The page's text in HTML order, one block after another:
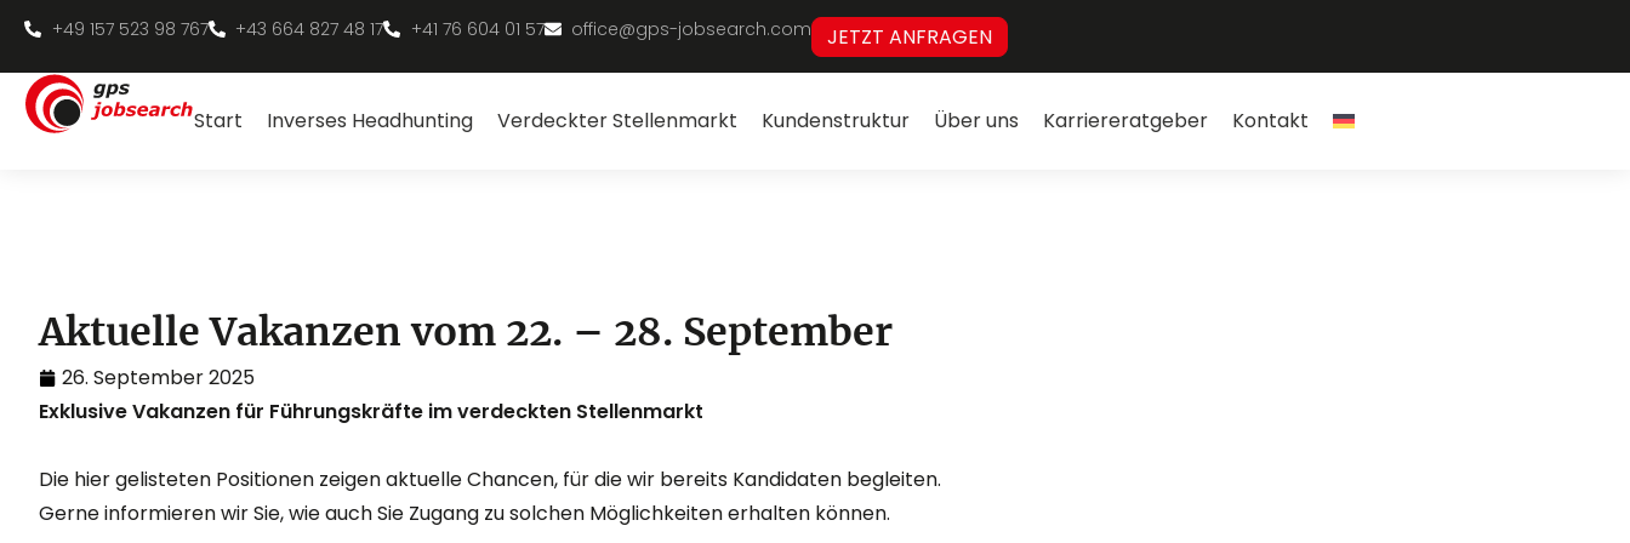
+49 157 523 98 767 +43 664 827 48 17 +41 76 604 01 57 office@gps-jobsearch.com JETZT ANFRAGEN
Start Inverses Headhunting Verdeckter Stellenmarkt Kundenstruktur Über uns Karriereratgeber Kontakt
Aktuelle Vakanzen vom 22. – 28. September
26. September 2025
Exklusive Vakanzen für Führungskräfte im verdeckten Stellenmarkt
Die hier gelisteten Positionen zeigen aktuelle Chancen, für die wir bereits Kandidaten begleiten.
Gerne informieren wir Sie, wie auch Sie Zugang zu solchen Möglichkeiten erhalten können.